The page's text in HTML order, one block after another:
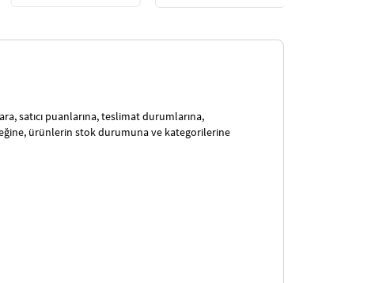
satıcı puanlarına, teslimat durumlarına,
ürünlerin stok durumuna ve kategorilerine